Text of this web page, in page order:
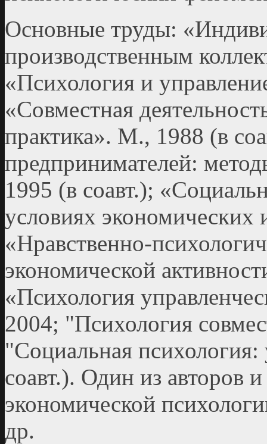
Основные труды:
производственным
«Психология и
«Совместная
практика». М., 1988 (в
предпринимателей:
1995 (в соавт.);
условиях
«Нравственно-
экономической
«Психология
2004; "Психология
"Социальная
соавт.). Один из авторов
экономической
др.